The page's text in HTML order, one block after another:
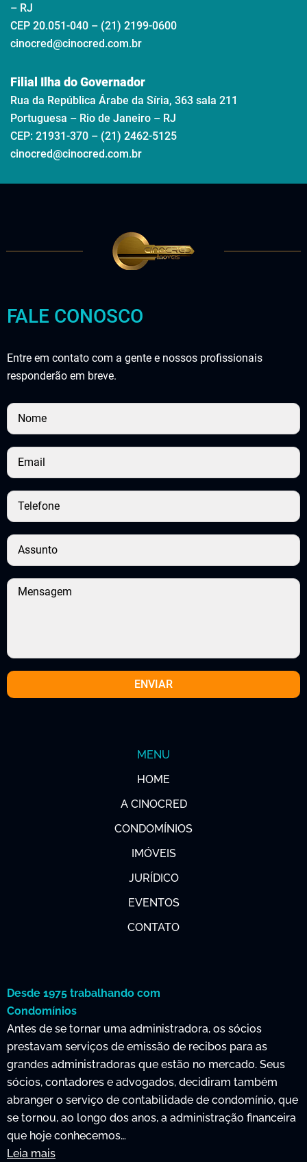
– RJ
CEP 20.051-040 – (21) 2199-0600
cinocred@cinocred.com.br
Filial Ilha do Governador
Rua da República Árabe da Síria, 363 sala 211
Portuguesa – Rio de Janeiro – RJ
CEP: 21931-370 – (21) 2462-5125
cinocred@cinocred.com.br
FALE CONOSCO
Entre em contato com a gente e nossos profissionais
responderão em breve.
MENU
HOME
A CINOCRED
CONDOMÍNIOS
IMÓVEIS
JURÍDICO
EVENTOS
CONTATO
Desde 1975 trabalhando com
Condomínios
Antes de se tornar uma administradora, os sócios
prestavam serviços de emissão de recibos para as
grandes administradoras que estão no mercado. Seus
sócios, contadores e advogados, decidiram também
abranger o serviço de contabilidade de condomínio, que
se tornou, ao longo dos anos, a administração financeira
que hoje conhecemos…
Leia mais